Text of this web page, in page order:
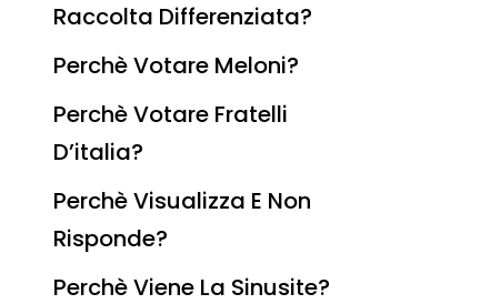
Raccolta Differenziata?
Perchè Votare Meloni?
Perchè Votare Fratelli
D’italia?
Perchè Visualizza E Non
Risponde?
Perchè Viene La Sinusite?